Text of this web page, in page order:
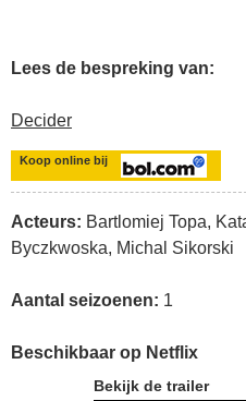
Lees de bespreking van:
Decider
Koop online bij
Acteurs: Bartlomiej Topa,
Byczkwoska, Michal Sikorski
Aantal seizoenen: 1
Beschikbaar op Netflix
Bekijk de trailer